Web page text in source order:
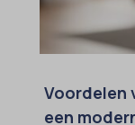
Voordelen
een